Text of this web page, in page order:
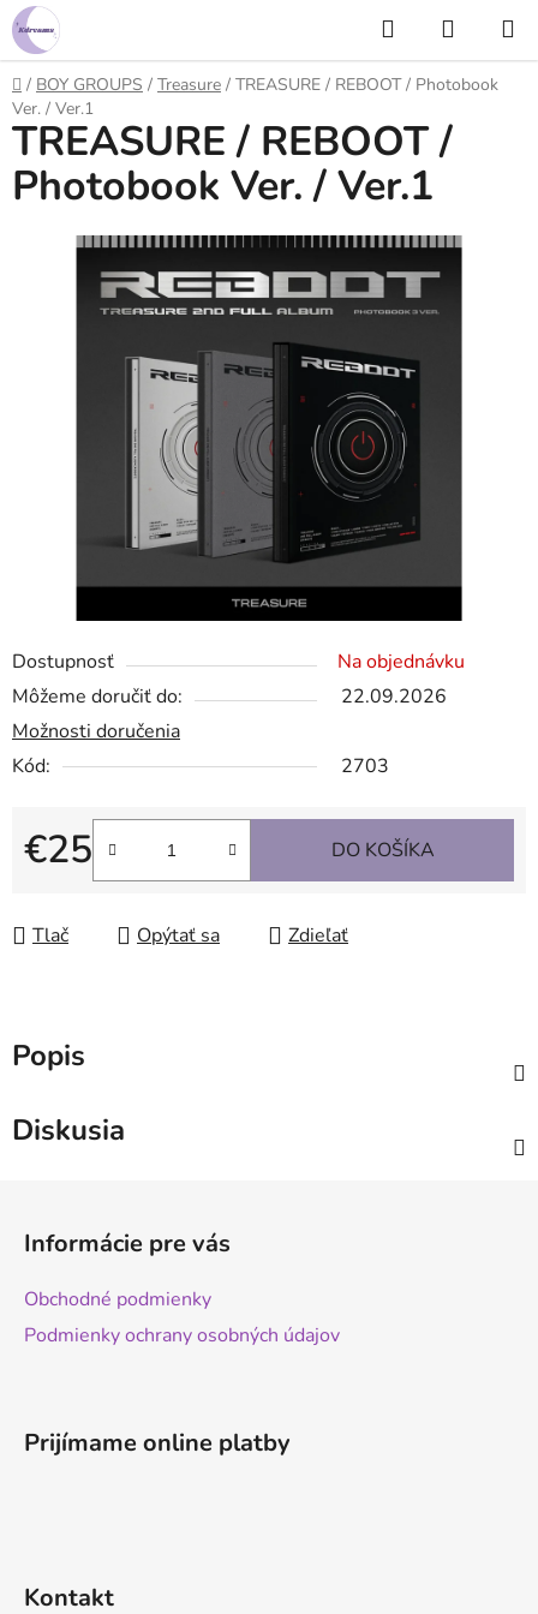
Prejsť
na
obsah
Hľadať
KOŠÍK
Domov
/ BOY GROUPS / Treasure / TREASURE / REBOOT / Photobook
Ver. / Ver.1
Dostupnosť
Na objednávku
Môžeme doručiť do:
22.09.2026
Možnosti doručenia
Kód:
2703
€25
Jednotková cena:
DO KOŠÍKA
Tlač Opýtať sa Zdieľať
TREASURE / REBOOT /
Photobook Ver. / Ver.1
Popis
Diskusia
Informácie pre vás
Obchodné podmienky
Podmienky ochrany osobných údajov
Prijímame online platby
Kontakt